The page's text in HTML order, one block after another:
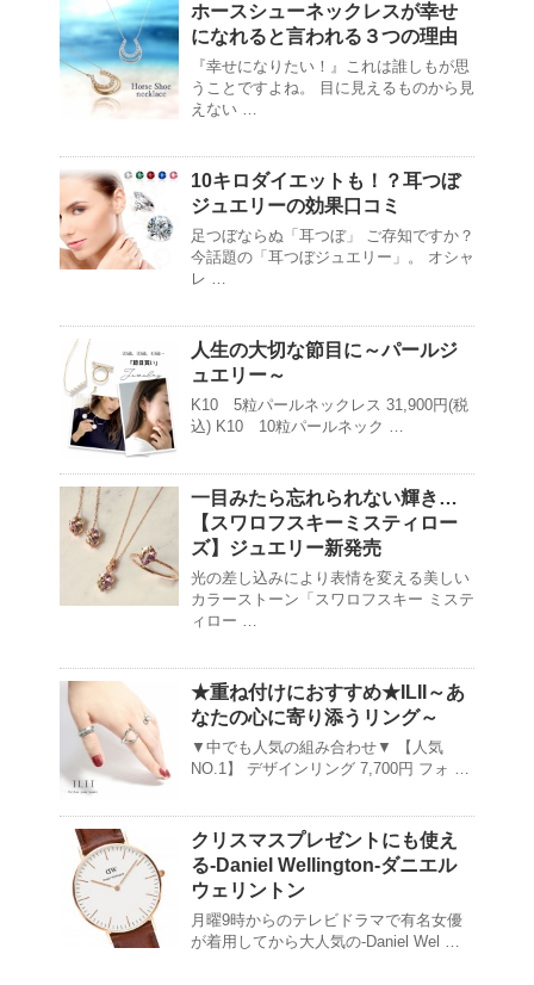
ホースシューネックレスが幸せ
になれると言われる３つの理由
『幸せになりたい！』これは誰しもが思
うことですよね。 目に見えるものから見
えない …
10キロダイエットも！？耳つぼ
ジュエリーの効果口コミ
足つぼならぬ「耳つぼ」 ご存知ですか？
今話題の「耳つぼジュエリー」。 オシャ
レ …
人生の大切な節目に～パールジ
ュエリー～
K10 5粒パールネックレス 31,900円(税
込) K10 10粒パールネック …
一目みたら忘れられない輝き…
【スワロフスキーミスティロー
ズ】ジュエリー新発売
光の差し込みにより表情を変える美しい
カラーストーン「スワロフスキー ミステ
ィロー …
★重ね付けにおすすめ★ILII～あ
なたの心に寄り添うリング～
▼中でも人気の組み合わせ▼ 【人気
NO.1】 デザインリング 7,700円 フォ …
クリスマスプレゼントにも使え
る-Daniel Wellington-ダニエル
ウェリントン
月曜9時からのテレビドラマで有名女優
が着用してから大人気の-Daniel Wel …